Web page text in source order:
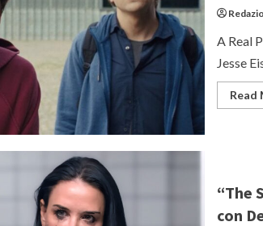
A Real
Jesse
Read
“The
con